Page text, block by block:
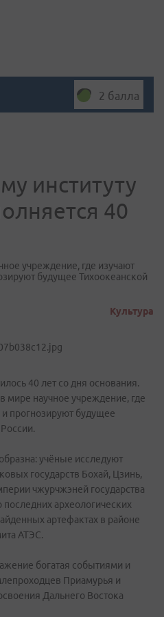
2 балла
институту
40
учреждение, где изучают
будущее Тихоокеанской
Культура
40 лет со дня основания.
мире научное учреждение, где
прогнозируют будущее
учёные исследуют
государств Бохай, Цзинь,
чжурчжэней государства
археологических
артефактах в районе
АТЭС.
богатая событиями и
Приамурья и
Дальнего Востока